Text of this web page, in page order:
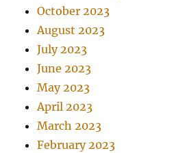
October 2023
August 2023
July 2023
June 2023
May 2023
April 2023
March 2023
February 2023